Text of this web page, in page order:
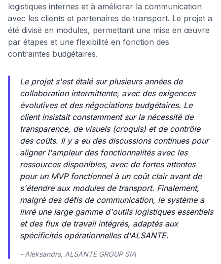
logistiques internes et à améliorer la communication
avec les clients et partenaires de transport. Le projet a
été divisé en modules, permettant une mise en œuvre
par étapes et une flexibilité en fonction des
contraintes budgétaires.
Le projet s'est étalé sur plusieurs années de
collaboration intermittente, avec des exigences
évolutives et des négociations budgétaires. Le
client insistait constamment sur la nécessité de
transparence, de visuels (croquis) et de contrôle
des coûts. Il y a eu des discussions continues pour
aligner l'ampleur des fonctionnalités avec les
ressources disponibles, avec de fortes attentes
pour un MVP fonctionnel à un coût clair avant de
s'étendre aux modules de transport. Finalement,
malgré des défis de communication, le système a
livré une large gamme d'outils logistiques essentiels
et des flux de travail intégrés, adaptés aux
spécificités opérationnelles d'ALSANTE.
- Aleksandrs, ALSANTE GROUP SIA